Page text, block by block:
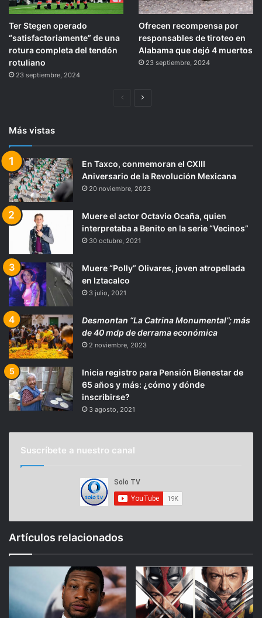
Ter Stegen operado
“satisfactoriamente” de una
rotura completa del tendón
rotuliano
23 septiembre, 2024
Ofrecen recompensa por
responsables de tiroteo en
Alabama que dejó 4 muertos
23 septiembre, 2024
PáginaSiguiente
Más vistas
En Taxco, conmemoran el CXIII
Aniversario de la Revolución Mexicana
20 noviembre, 2023
Muere el actor Octavio Ocaña, quien
interpretaba a Benito en la serie “Vecinos”
30 octubre, 2021
Muere “Polly” Olivares, joven atropellada
en Iztacalco
3 julio, 2021
Desmontan “La Catrina Monumental”; más
de 40 mdp de derrama económica
2 noviembre, 2023
Inicia registro para Pensión Bienestar de
65 años y más: ¿cómo y dónde
inscribirse?
3 agosto, 2021
Suscríbete a nuestro canal
Artículos relacionados